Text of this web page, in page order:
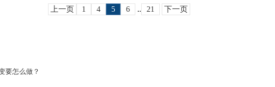
上一页 1 4 5 6 .. 21 下一页
要怎么做？